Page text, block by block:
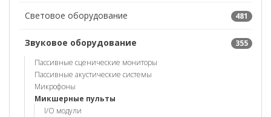
Световое оборудование 481
Звуковое оборудование
355
Пассивные сценические мониторы
Пассивные акустические системы
Микрофоны
Микшерные пульты
I/O модули